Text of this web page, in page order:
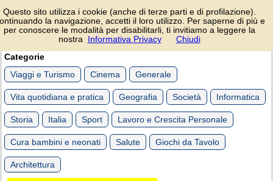
Domande e risposte.
Curiosità e consigli
utili.
Categorie
Viaggi e Turismo
Cinema Generale
Vita quotidiana e pratica Geografia Società Informatica
Storia Italia Sport Lavoro e Crescita Personale
Cura bambini e neonati Salute Giochi da Tavolo
Architettura
Questo sito utilizza i cookie (anche di terze parti e di profilazione).
la navigazione, accetti il loro utilizzo. Per saperne di più e
per conoscere le modalità per disabilitarli, ti invitiamo a leggere la
nostra
Informativa Privacy Chiudi